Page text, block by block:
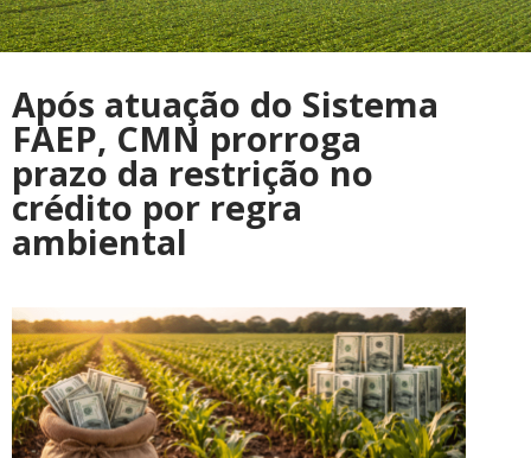
Após atuação do Sistema
FAEP, CMN prorroga
prazo da restrição no
crédito por regra
ambiental